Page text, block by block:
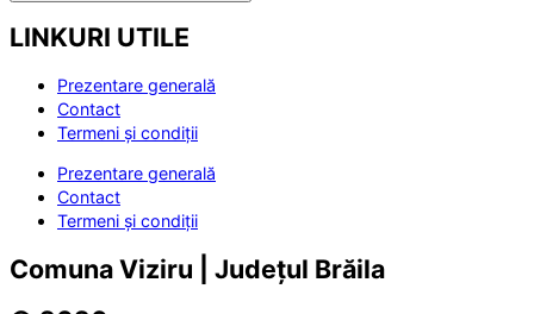
LINKURI UTILE
Prezentare generală
Contact
Termeni și condiții
Prezentare generală
Contact
Termeni și condiții
Comuna Viziru | Județul Brăila